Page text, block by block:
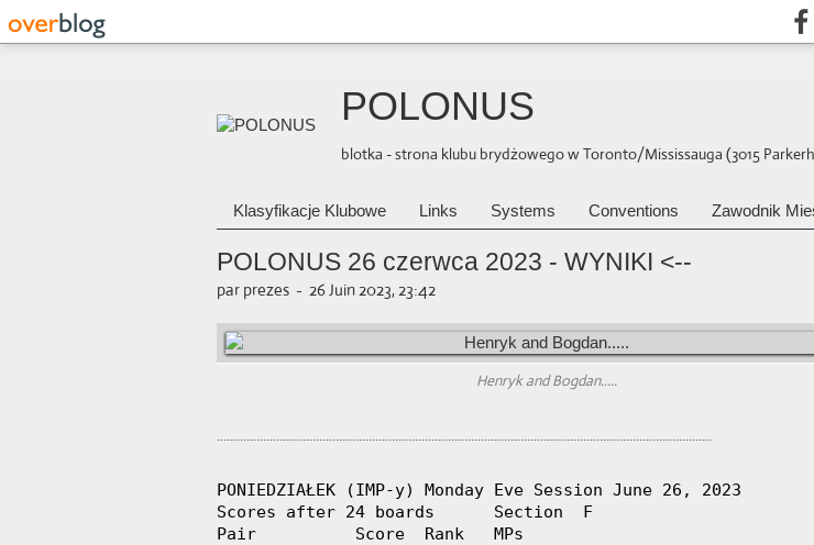
POLONUS
blotka - strona klubu brydżowego w Toronto/Mississauga (3015
Klasyfikacje Klubowe Links Systems Conventions Zawodnik
POLONUS 26 czerwca 2023 - WYNIKI <--
par prezes - 26 Juin 2023, 23:42
Henryk and Bogdan.....
......................................................................................................................................................
PONIEDZIAŁEK (IMP-y) Monday Eve Session June 26, 2023
Scores after 24 boards      Section  F